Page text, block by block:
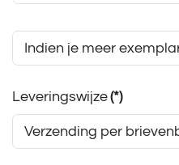
Leveringswijze(*)